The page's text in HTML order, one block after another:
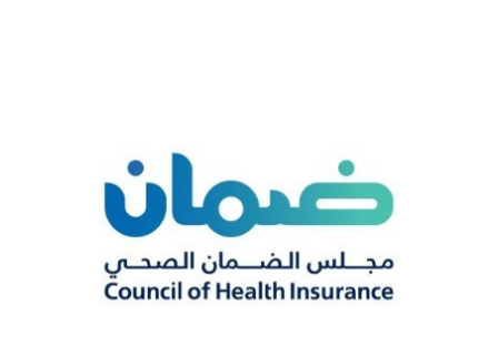
محافظ عفيف يؤدي صلاة عيد الأضحى